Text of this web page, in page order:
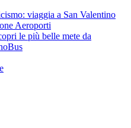
viaggia a San Valentino
Aeroporti
le più belle mete da